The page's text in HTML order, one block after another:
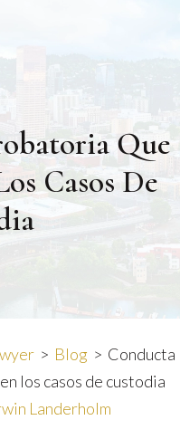
Que
Casos De
> Blog > Conducta
los casos de custodia
Landerholm